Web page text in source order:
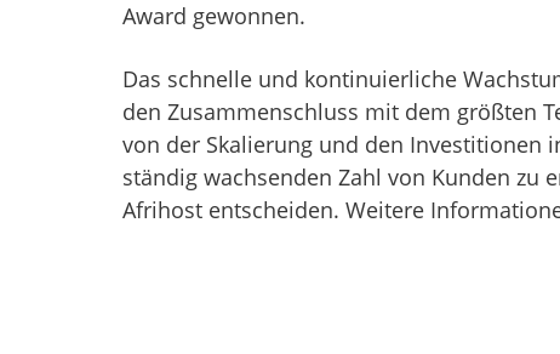
Award gewonnen.
Das schnelle und kontinuierliche
den Zusammenschluss mit dem größten
von der Skalierung und den Investitionen
ständig wachsenden Zahl von Kunden zu
Afrihost entscheiden. Weitere